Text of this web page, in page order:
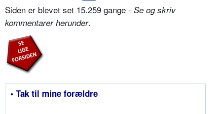
Siden er blevet set 15.259 gange - Se og skriv
kommentarer herunder.
• Tak til mine forældre